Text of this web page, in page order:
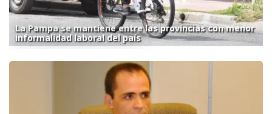
La Pampa se mantiene entre las provincias con menor
informalidad laboral del país